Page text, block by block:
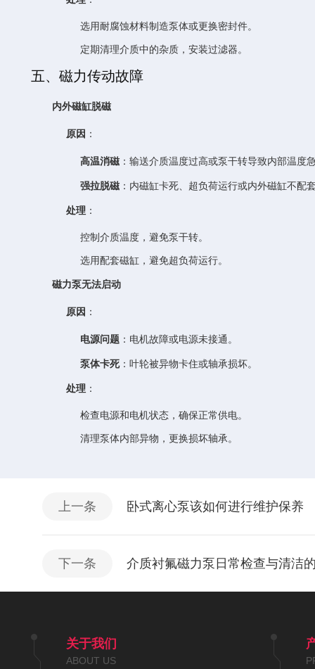
选用耐腐蚀材料制造泵体或更换密封件。
定期清理介质中的杂质，安装过滤器。
五、磁力传动故障
内外磁缸脱磁
原因 ：
高温消磁：输送介质温度过高或泵干转导致内部温度
强拉脱磁：内磁缸卡死、超负荷运行或内外磁缸不配
处理：
控制介质温度，避免泵干转。
选用配套磁缸，避免超负荷运行。
磁力泵无法启动
原因 ：
电源问题：电机故障或电源未接通。
泵体卡死：叶轮被异物卡住或轴承损坏。
处理：
检查电源和电机状态，确保正常供电。
清理泵体内部异物，更换损坏轴承。
上一条 卧式离心泵该如何进行维护保养
下一条 介质衬氟磁力泵日常检查与清洁
关于我们
ABOUT US